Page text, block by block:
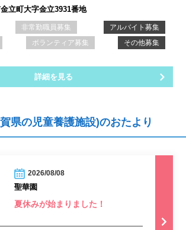
立町大字金立3931番地
非常勤職員募集
アルバイト募集
ボランティア募集 その他募集
詳細を見る
県の児童養護施設)のおたより
2026/08/08
聖華園
夏休みが始まりました！